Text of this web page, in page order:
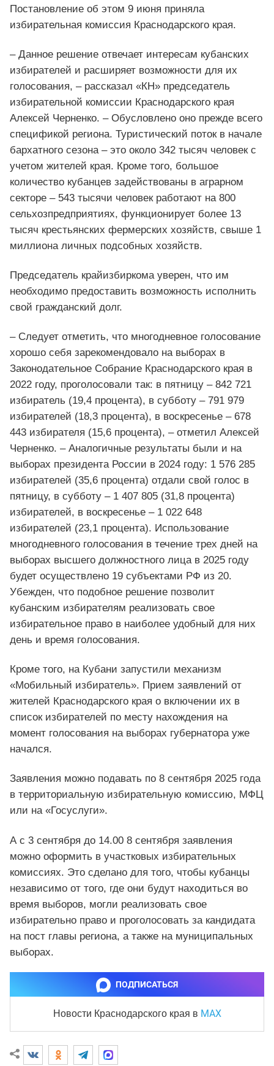
Постановление об этом 9 июня приняла
избирательная комиссия Краснодарского края.
– Данное решение отвечает интересам кубанских
избирателей и расширяет возможности для их
голосования, – рассказал «КН» председатель
избирательной комиссии Краснодарского края
Алексей Черненко. – Обусловлено оно прежде всего
спецификой региона. Туристический поток в начале
бархатного сезона – это около 342 тысяч человек с
учетом жителей края. Кроме того, большое
количество кубанцев задействованы в аграрном
секторе – 543 тысячи человек работают на 800
сельхозпредприятиях, функционирует более 13
тысяч крестьянских фермерских хозяйств, свыше 1
миллиона личных подсобных хозяйств.
Председатель крайизбиркома уверен, что им
необходимо предоставить возможность исполнить
свой гражданский долг.
– Следует отметить, что многодневное голосование
хорошо себя зарекомендовало на выборах в
Законодательное Собрание Краснодарского края в
2022 году, проголосовали так: в пятницу – 842 721
избиратель (19,4 процента), в субботу – 791 979
избирателей (18,3 процента), в воскресенье – 678
443 избирателя (15,6 процента), – отметил Алексей
Черненко. – Аналогичные результаты были и на
выборах президента России в 2024 году: 1 576 285
избирателей (35,6 процента) отдали свой голос в
пятницу, в субботу – 1 407 805 (31,8 процента)
избирателей, в воскресенье – 1 022 648
избирателей (23,1 процента). Использование
многодневного голосования в течение трех дней на
выборах высшего должностного лица в 2025 году
будет осуществлено 19 субъектами РФ из 20.
Убежден, что подобное решение позволит
кубанским избирателям реализовать свое
избирательное право в наиболее удобный для них
день и время голосования.
Кроме того, на Кубани запустили механизм
«Мобильный избиратель». Прием заявлений от
жителей Краснодарского края о включении их в
список избирателей по месту нахождения на
момент голосования на выборах губернатора уже
начался.
Заявления можно подавать по 8 сентября 2025 года
в территориальную избирательную комиссию, МФЦ
или на «Госуслуги».
А с 3 сентября до 14.00 8 сентября заявления
можно оформить в участковых избирательных
комиссиях. Это сделано для того, чтобы кубанцы
независимо от того, где они будут находиться во
время выборов, могли реализовать свое
избирательно право и проголосовать за кандидата
на пост главы региона, а также на муниципальных
выборах.
ПОДПИСАТЬСЯ
Новости Краснодарского края в MAX